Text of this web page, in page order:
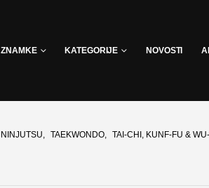
ZNAMKE KATEGORIJE NOVOSTI
NINJUTSU, TAEKWONDO, TAI-CHI, KUNF-FU &